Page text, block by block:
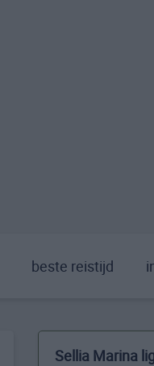
beste reistijd
Sellia Marina